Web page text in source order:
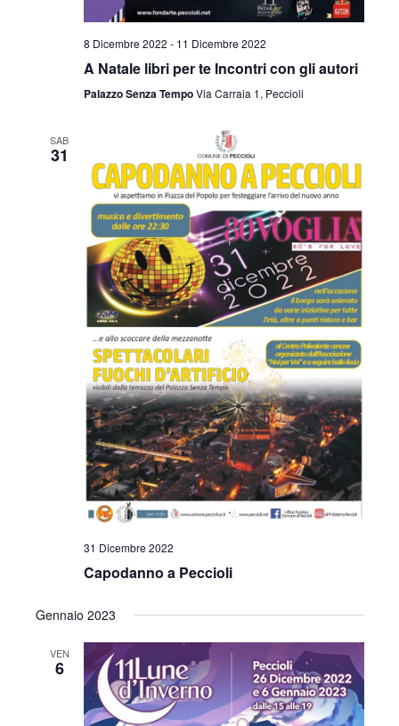
8 Dicembre 2022 - 11 Dicembre 2022
A Natale libri per te Incontri con gli autori
Palazzo Senza TempoVia Carraia 1, Peccioli
SAB
31
31 Dicembre 2022
Capodanno a Peccioli
Gennaio 2023
VEN
6